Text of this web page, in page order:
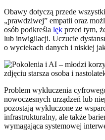
Obawy dotyczą przede
„prawdziwej” empatii oraz
osób podkreśla lęk przed tym,
lub inwigilacji. Uczucie
o wyciekach danych i niskiej
Problem wykluczenia
nowoczesnych urządzeń lub
pozostają wykluczone ze
infrastrukturalny, ale także
wymagająca systemowej